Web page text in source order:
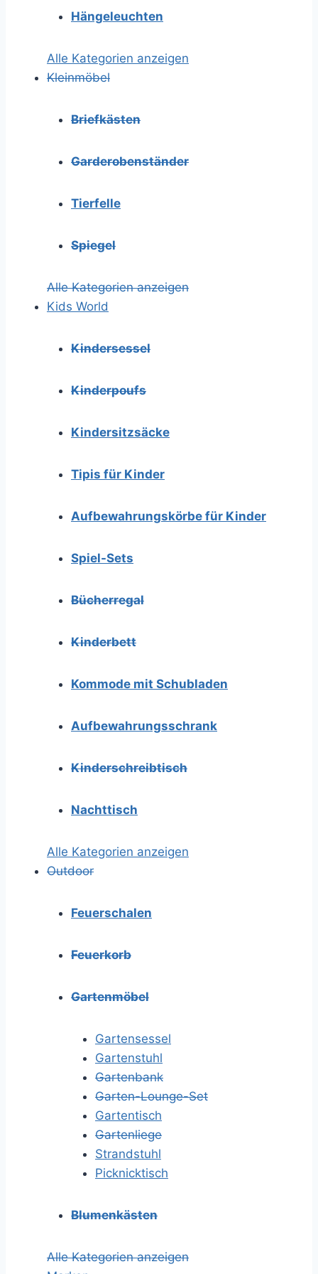
Hängeleuchten
Alle Kategorien anzeigen
Kleinmöbel
Briefkästen
Garderobenständer
Tierfelle
Spiegel
Alle Kategorien anzeigen
Kids World
Kindersessel
Kinderpoufs
Kindersitzsäcke
Tipis für Kinder
Aufbewahrungskörbe für Kinder
Spiel-Sets
Bücherregal
Kinderbett
Kommode mit Schubladen
Aufbewahrungsschrank
Kinderschreibtisch
Nachttisch
Alle Kategorien anzeigen
Outdoor
Feuerschalen
Feuerkorb
Gartenmöbel
Gartensessel
Gartenstuhl
Gartenbank
Garten-Lounge-Set
Gartentisch
Gartenliege
Strandstuhl
Picknicktisch
Blumenkästen
Alle Kategorien anzeigen